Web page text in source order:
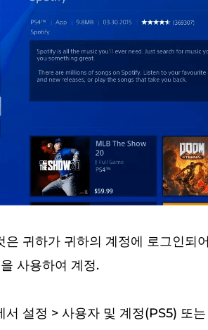
은 귀하가 귀하의 계정에 로그인되
사용하여 계정.
설정 > 사용자 및 계정(PS5) 또